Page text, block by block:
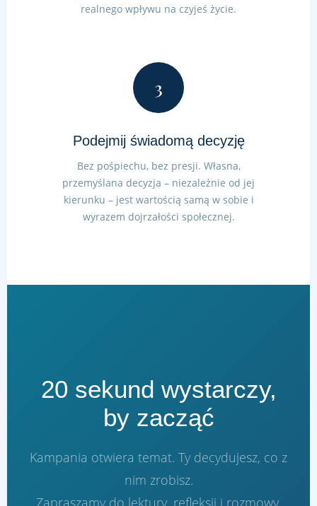
realnego wpływu na czyjeś życie.
3
Podejmij świadomą decyzję
Bez pośpiechu, bez presji. Własna,
przemyślana decyzja – niezależnie od jej
kierunku – jest wartością samą w sobie i
wyrazem dojrzałości społecznej.
20 sekund wystarczy,
by zacząć
Kampania otwiera temat. Ty decydujesz, co z
nim zrobisz.